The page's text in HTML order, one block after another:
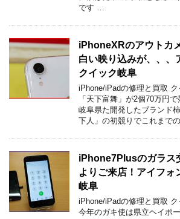
です …
iPhoneXRのアウトカ
白い映り込みが、、、
クイック岐阜
iPhone/iPadの修理と買取
「天下富舞」が2個70万円
岐阜県た開発したブランド
下人」の初競りでこれまで
iPhone7Plusのガラス
よりご来店！アイフォ
岐阜
iPhone/iPadの修理と買取
今年のガキ使は県立ヘイポ